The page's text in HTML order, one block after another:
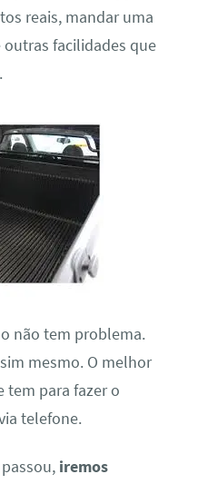
reais, mandar uma
outras facilidades que
não tem problema.
mesmo. O melhor
tem para fazer o
telefone.
iremos